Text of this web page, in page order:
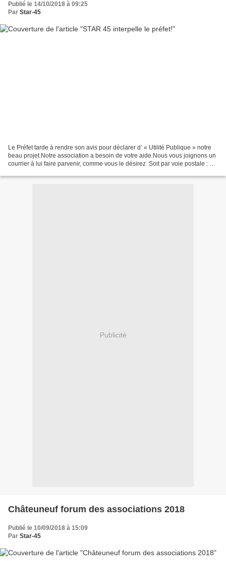
Publié le 14/10/2018 à 09:25
Par Star-45
Le Préfet tarde à rendre son avis pour déclarer d’ « Utilité Publique » notre
beau projet.Notre association a besoin de votre aide.Nous vous joignons un
courrier à lui faire parvenir, comme vous le désirez :Soit par voie postale : à
Publicité
Châteuneuf forum des associations 2018
Publié le 10/09/2018 à 15:09
Par Star-45